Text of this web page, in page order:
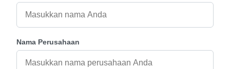
Nama Perusahaan